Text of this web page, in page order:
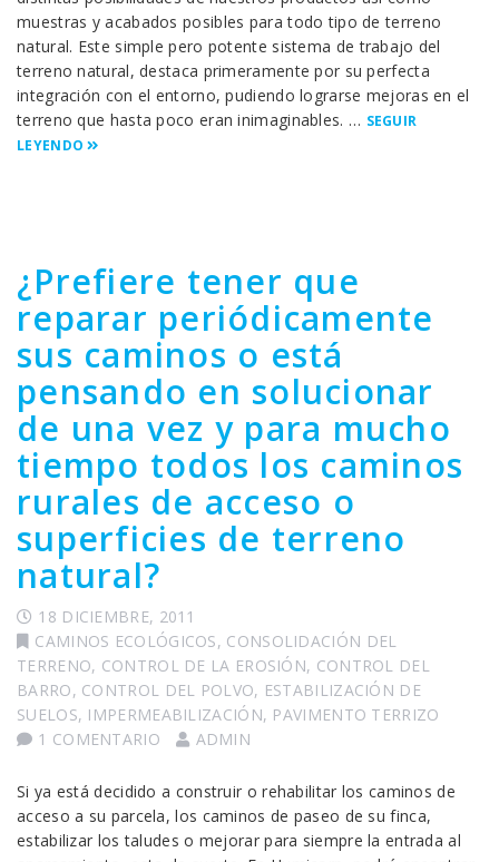
muestras y acabados posibles para todo tipo de terreno
natural. Este simple pero potente sistema de trabajo del
terreno natural, destaca primeramente por su perfecta
integración con el entorno, pudiendo lograrse mejoras en el
terreno que hasta poco eran inimaginables. … SEGUIR
LEYENDO
¿Prefiere tener que
reparar periódicamente
sus caminos o está
pensando en solucionar
de una vez y para mucho
tiempo todos los caminos
rurales de acceso o
superficies de terreno
natural?
18 DICIEMBRE, 2011
CAMINOS ECOLÓGICOS, CONSOLIDACIÓN DEL
TERRENO, CONTROL DE LA EROSIÓN, CONTROL DEL
BARRO, CONTROL DEL POLVO, ESTABILIZACIÓN DE
SUELOS, IMPERMEABILIZACIÓN, PAVIMENTO TERRIZO
1 COMENTARIO
ADMIN
Si ya está decidido a construir o rehabilitar los caminos de
acceso a su parcela, los caminos de paseo de su finca,
estabilizar los taludes o mejorar para siempre la entrada al